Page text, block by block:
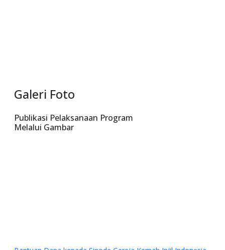
Galeri Foto
Publikasi Pelaksanaan Program
Melalui Gambar